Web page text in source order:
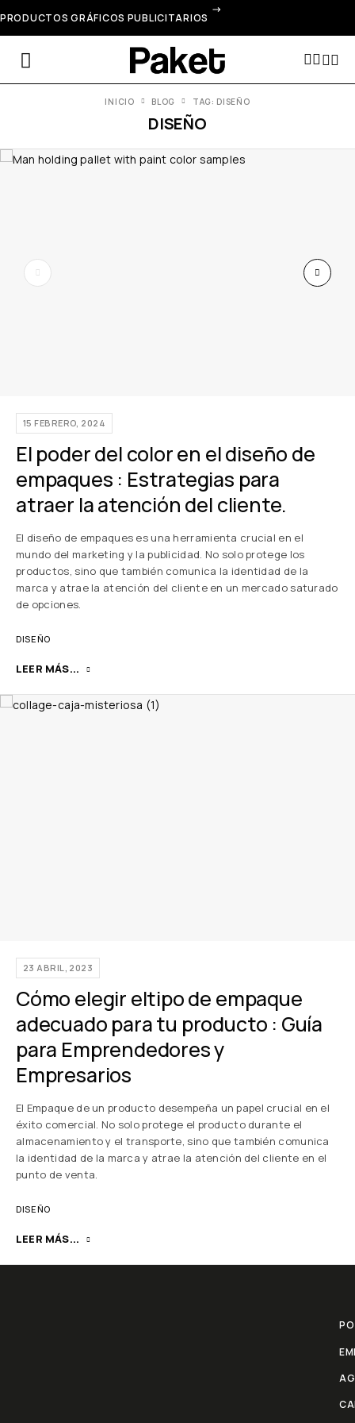
PRODUCTOS GRÁFICOS PUBLICITARIOS
DISEÑO
INICIO BLOG TAG: DISEÑO
15 FEBRERO, 2024
El poder del color en el diseño de
empaques : Estrategias para
atraer la atención del cliente.
El diseño de empaques es una herramienta crucial en el
mundo del marketing y la publicidad. No solo protege los
productos, sino que también comunica la identidad de la
marca y atrae la atención del cliente en un mercado saturado
de opciones.
DISEÑO
LEER MÁS...
23 ABRIL, 2023
Cómo elegir eltipo de empaque
adecuado para tu producto : Guía
para Emprendedores y
Empresarios
El Empaque de un producto desempeña un papel crucial en el
éxito comercial. No solo protege el producto durante el
almacenamiento y el transporte, sino que también comunica
la identidad de la marca y atrae la atención del cliente en el
punto de venta.
DISEÑO
LEER MÁS...